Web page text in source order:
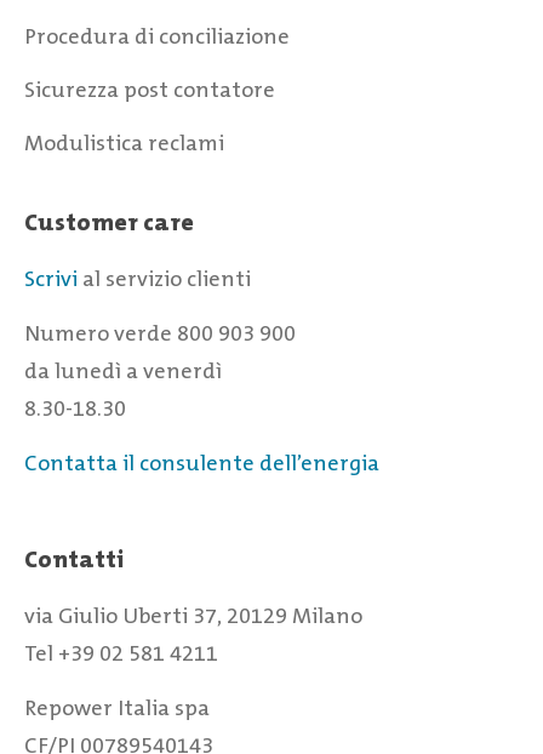
Procedura di conciliazione
Sicurezza post contatore
Modulistica reclami
Customer care
Scrivi al servizio clienti
Numero verde 800 903 900
da lunedì a venerdì
8.30-18.30
Contatta il consulente dell’energia
Contatti
via Giulio Uberti 37, 20129 Milano
Tel +39 02 581 4211
Repower Italia spa
CF/PI 00789540143